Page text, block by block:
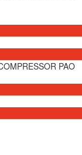
PAO